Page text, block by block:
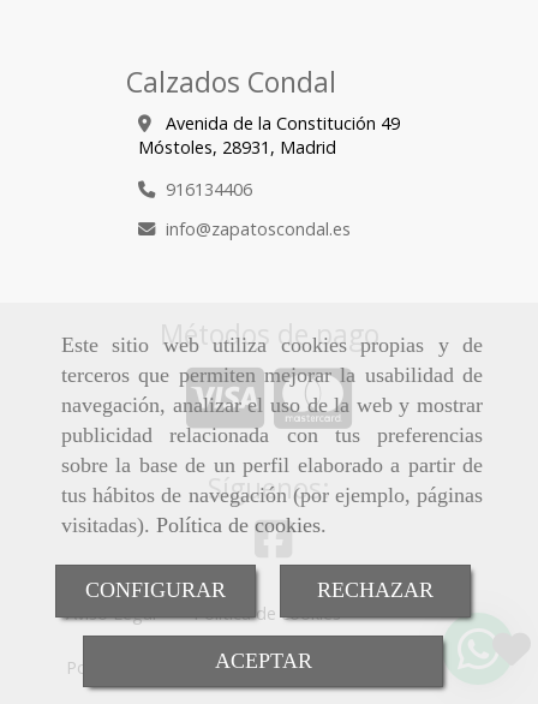
Este sitio web utiliza cookies propias y de
terceros que permiten mejorar la usabilidad de
navegación, analizar el uso de la web y mostrar
publicidad relacionada con tus preferencias
sobre la base de un perfil elaborado a partir de
tus hábitos de navegación (por ejemplo, páginas
visitadas). Política de cookies.
CONFIGURAR RECHAZAR
ACEPTAR
Calzados Condal
Avenida de la Constitución 49
Móstoles, 28931, Madrid
916134406
info
zapatoscondal.es
Métodos de pago
Síguenos:
Aviso Legal Política de cookies
Política de Privacidad